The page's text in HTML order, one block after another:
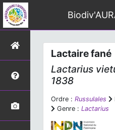
Lactaire fané
Lactarius
1838
Ordre : Russulales
Genre : Lactarius